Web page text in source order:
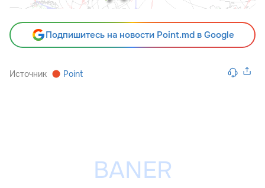
Подпишитесь на новости Point.md в Google
Источник Point